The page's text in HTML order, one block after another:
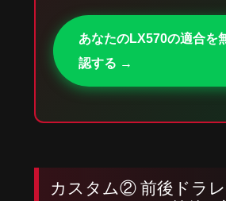
あなたのLX570の適合を
認する →
カスタム② 前後ドラ